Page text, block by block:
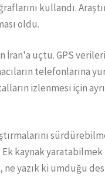
kullandı.
oldu.
uçtu. GPS
telefonlarına
izlenmesi için
kaynak yaratabilmek
yazık ki umduğu